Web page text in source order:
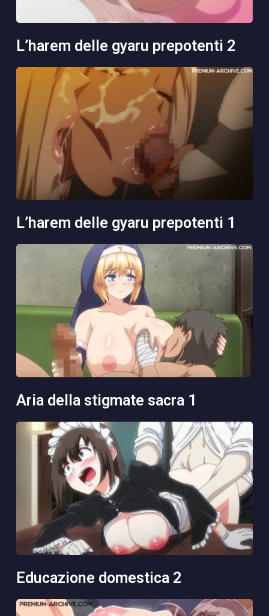
l’harem delle gyaru prepotenti 2
l’harem delle gyaru prepotenti 1
aria della stigmate sacra 1
educazione domestica 2